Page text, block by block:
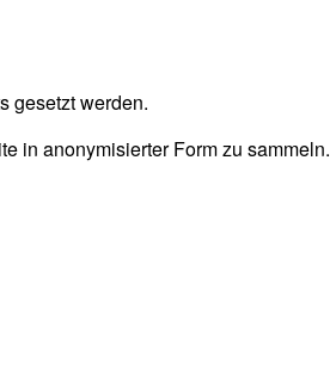
gesetzt werden.
in anonymisierter Form zu sammeln.